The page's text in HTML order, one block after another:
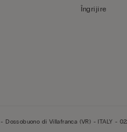
Îngrijire
di Villafranca (VR) - ITALY -